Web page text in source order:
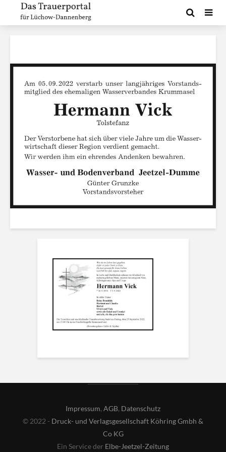
Impressum, AGB, Datenschutz
© 2022 - Druck- und Verlagsgesellschaft Köhring Gmbh &
Co KG
Ein Service der Elbe-Jeetzel-Zeitung